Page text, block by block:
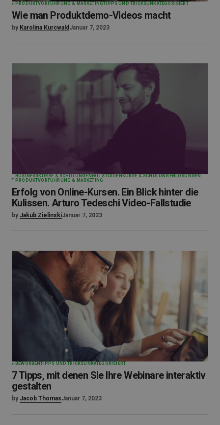
PRODUKTVORFÜHRUNG & MARKETINGTIPPS UND TRICKS UNKATEGORISIERT
Wie man Produktdemo-Videos macht
by Karolina Kurcwald Januar 7, 2023
BUSINESS KURSE & SCHULUNGEN FALLSTUDIEN KURSE & SCHULUNGEN LÖSUNGEN
PRODUKTVORFÜHRUNG & MARKETING
Erfolg von Online-Kursen. Ein Blick hinter die
Kulissen. Arturo Tedeschi Video-Fallstudie
by Jakub ZielinskiJanuar 7, 2023
BEWORBENTIPPS UND TRICKSUNKATEGORISIERT
7 Tipps, mit denen Sie Ihre Webinare interaktiv
gestalten
by Jacob ThomasJanuar 7, 2023